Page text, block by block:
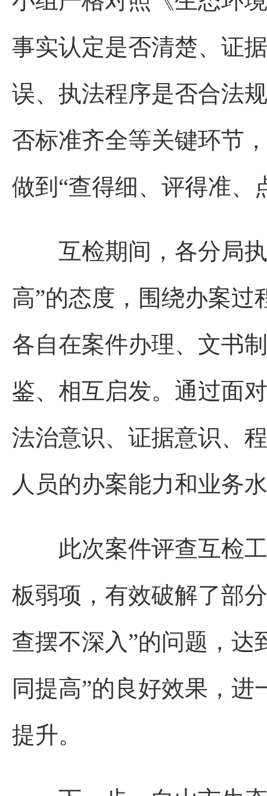
事实认定是否清楚、证
误、执法程序是否合法
否标准齐全等关键环节
做到“查得细、评得准、
互检期间，各分局执
高”的态度，围绕办案
各自在案件办理、文书
鉴、相互启发。通过面
法治意识、证据意识、
人员的办案能力和业务
此次案件评查互检工
板弱项，有效破解了部
查摆不深入”的问题，达
同提高”的良好效果，
提升。